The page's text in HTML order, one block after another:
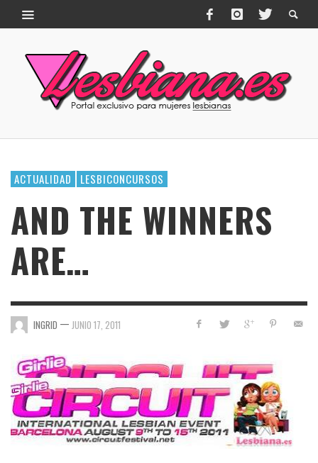
ACTUALIDAD LESBICONCURSOS
AND THE WINNERS
ARE…
INGRID — JUNIO 17, 2011